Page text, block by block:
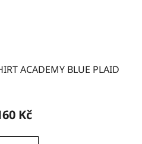
ACADEMY BLUE PLAID
Kč